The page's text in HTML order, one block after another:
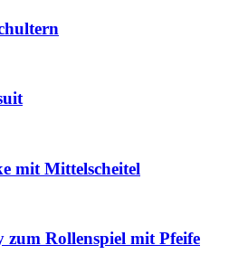
mit Mittelscheitel
zum Rollenspiel mit Pfeife